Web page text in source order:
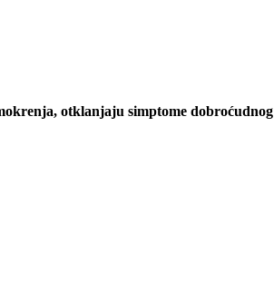
otklanjaju simptome